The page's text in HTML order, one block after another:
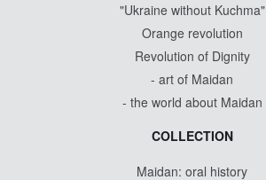
"Ukraine without Kuchma"
Orange revolution
Revolution of Dignity
- art of Maidan
- the world about Maidan
COLLECTION
Maidan: oral history